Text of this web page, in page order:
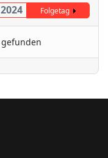
Folgetag
gefunden